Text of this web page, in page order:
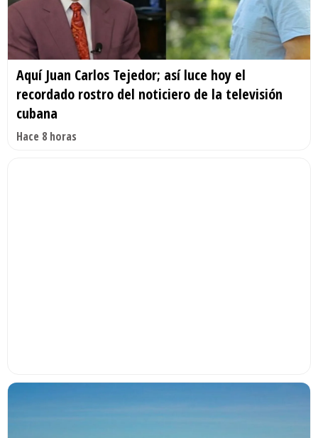
Aquí Juan Carlos Tejedor; así luce hoy el
recordado rostro del noticiero de la televisión
cubana
Hace 8 horas